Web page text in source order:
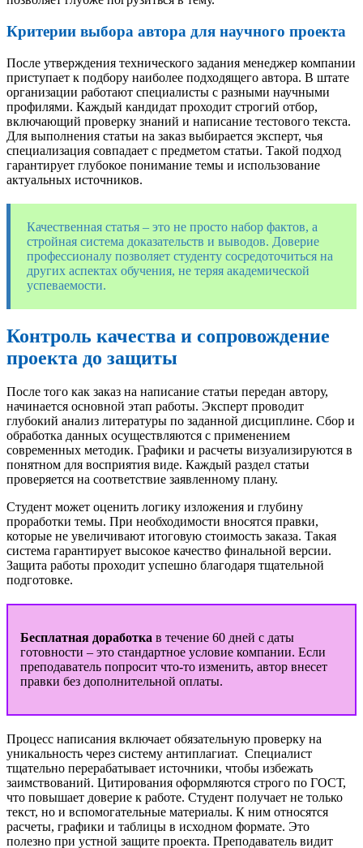
Критерии выбора автора для научного проекта
После утверждения технического задания менеджер компании
приступает к подбору наиболее подходящего автора. В штате
организации работают специалисты с разными научными
профилями. Каждый кандидат проходит строгий отбор,
включающий проверку знаний и написание тестового текста.
Для выполнения статьи на заказ выбирается эксперт, чья
специализация совпадает с предметом статьи. Такой подход
гарантирует глубокое понимание темы и использование
актуальных источников.
Качественная статья – это не просто набор фактов, а
стройная система доказательств и выводов. Доверие
профессионалу позволяет студенту сосредоточиться на
других аспектах обучения, не теряя академической
успеваемости.
Контроль качества и сопровождение
проекта до защиты
После того как заказ на написание статьи передан автору,
начинается основной этап работы. Эксперт проводит
глубокий анализ литературы по заданной дисциплине. Сбор и
обработка данных осуществляются с применением
современных методик. Графики и расчеты визуализируются в
понятном для восприятия виде. Каждый раздел статьи
проверяется на соответствие заявленному плану.
Студент может оценить логику изложения и глубину
проработки темы. При необходимости вносятся правки,
которые не увеличивают итоговую стоимость заказа. Такая
система гарантирует высокое качество финальной версии.
Защита работы проходит успешно благодаря тщательной
подготовке.
Бесплатная доработка в течение 60 дней с даты
готовности – это стандартное условие компании. Если
преподаватель попросит что-то изменить, автор внесет
правки без дополнительной оплаты.
Процесс написания включает обязательную проверку на
уникальность через систему антиплагиат. Специалист
тщательно перерабатывает источники, чтобы избежать
заимствований. Цитирования оформляются строго по ГОСТ,
что повышает доверие к работе. Студент получает не только
текст, но и вспомогательные материалы. К ним относятся
расчеты, графики и таблицы в исходном формате. Это
полезно при устной защите проекта. Преподаватель видит